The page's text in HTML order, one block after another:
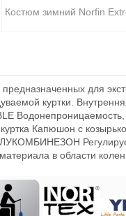
Костюм зимний Norfin
для
куртки.
Капюшон с
в области